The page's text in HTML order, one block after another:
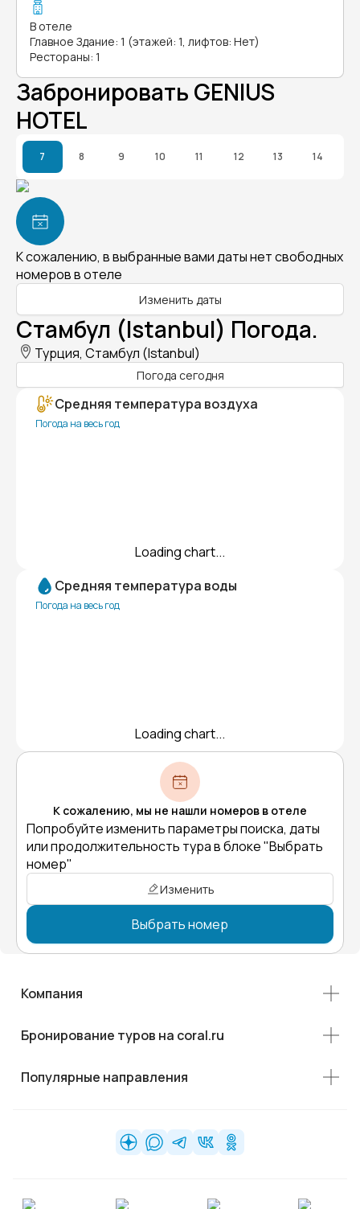
В отеле
Главное Здание: 1 (этажей: 1, лифтов: Нет)
Рестораны: 1
Забронировать GENIUS
HOTEL
7 8 9 10 11 12 13 14
К сожалению, в выбранные вами даты нет свободных
номеров в отеле
Изменить даты
Стамбул (Istanbul) Погода.
Турция, Стамбул (Istanbul)
Погода сегодня
Средняя температура воздуха
Погода на весь год
Loading chart...
Средняя температура воды
Погода на весь год
Loading chart...
К сожалению, мы не нашли номеров в отеле
Попробуйте изменить параметры поиска, даты
или продолжительность тура в блоке "Выбрать
номер"
Изменить
Выбрать номер
Компания
Бронирование туров на coral.ru
Популярные направления